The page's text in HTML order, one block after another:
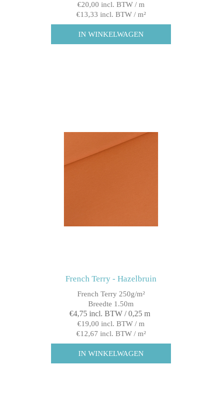
€20,00 incl. BTW / m
€13,33 incl. BTW / m²
French Terry - Hazelbruin
French Terry 250g/m²
Breedte 1.50m
€4,75 incl. BTW / 0,25 m
€19,00 incl. BTW / m
€12,67 incl. BTW / m²